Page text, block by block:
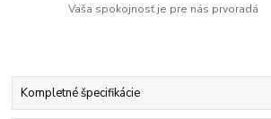
Vaša spokojnosť je pre nás prvoradá
Kompletné špecifikácie